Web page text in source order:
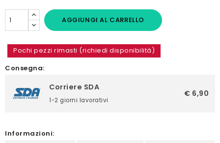
AGGIUNGI AL CARRELLO
Pochi pezzi rimasti (richiedi disponibilità)
Consegna:
Corriere SDA
1-2 giorni lavorativi
€ 6,90
Informazioni: